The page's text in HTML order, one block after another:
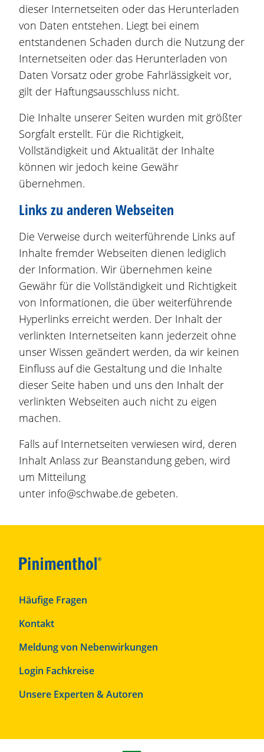
dieser Internetseiten oder das Herunterladen
von Daten entstehen. Liegt bei einem
entstandenen Schaden durch die Nutzung der
Internetseiten oder das Herunterladen von
Daten Vorsatz oder grobe Fahrlässigkeit vor,
gilt der Haftungsausschluss nicht.
Die Inhalte unserer Seiten wurden mit größter
Sorgfalt erstellt. Für die Richtigkeit,
Vollständigkeit und Aktualität der Inhalte
können wir jedoch keine Gewähr
übernehmen.
Links zu anderen Webseiten
Die Verweise durch weiterführende Links auf
Inhalte fremder Webseiten dienen lediglich
der Information. Wir übernehmen keine
Gewähr für die Vollständigkeit und Richtigkeit
von Informationen, die über weiterführende
Hyperlinks erreicht werden. Der Inhalt der
verlinkten Internetseiten kann jederzeit ohne
unser Wissen geändert werden, da wir keinen
Einfluss auf die Gestaltung und die Inhalte
dieser Seite haben und uns den Inhalt der
verlinkten Webseiten auch nicht zu eigen
machen.
Falls auf Internetseiten verwiesen wird, deren
Inhalt Anlass zur Beanstandung geben, wird
um Mitteilung
unter info@schwabe.de gebeten.
F
o
t
r
o
Häufige Fragen
Kontakt
Meldung von Nebenwirkungen
F
o
r
Login Fachkreise
Unsere Experten & Autoren